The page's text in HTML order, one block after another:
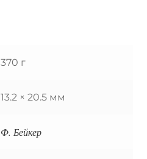
370 г
13.2 × 20.5 мм
Ф. Бейкер